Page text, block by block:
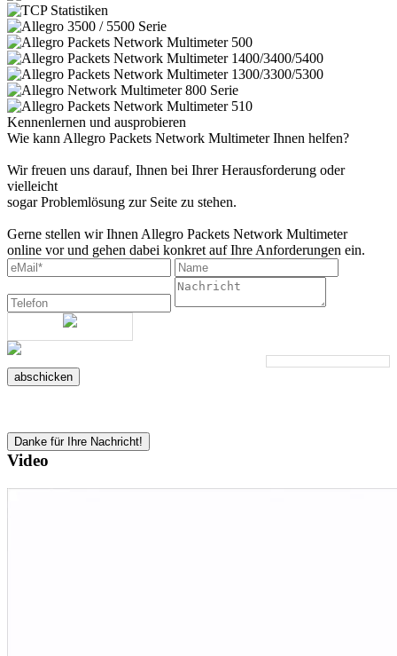
Kennenlernen und ausprobieren
Wie kann Allegro Packets Network Multimeter Ihnen helfen?
Wir freuen uns darauf, Ihnen bei Ihrer Herausforderung oder
vielleicht
sogar Problemlösung zur Seite zu stehen.
Gerne stellen wir Ihnen Allegro Packets Network Multimeter
online vor und gehen dabei konkret auf Ihre Anforderungen ein.
abschicken
Danke für Ihre Nachricht!
Video